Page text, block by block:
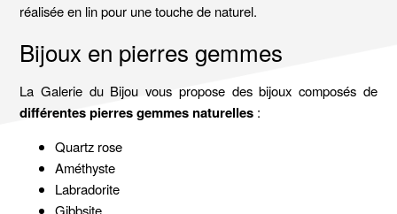
réalisée en lin pour une touche de naturel.
Bijoux en pierres gemmes
La Galerie du Bijou vous propose des bijoux composés de
différentes pierres gemmes naturelles :
Quartz rose
Améthyste
Labradorite